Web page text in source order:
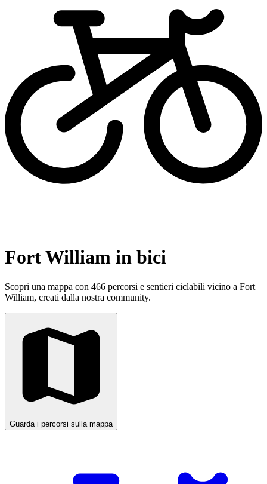
Fort William in bici
Scopri una mappa con 466 percorsi e sentieri ciclabili vicino a Fort
William, creati dalla nostra community.
Guarda i percorsi sulla mappa